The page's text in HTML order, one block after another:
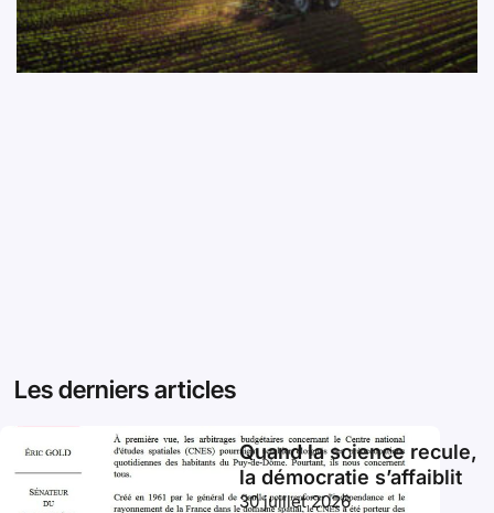
Les derniers articles
Quand la science recule,
la démocratie s’affaiblit
30 juillet 2026